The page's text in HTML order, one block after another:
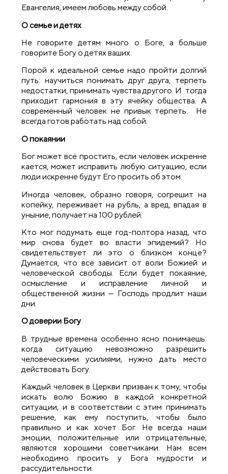
Евангелия, имеем любовь между собой.
О семье и детях
Не говорите детям много о Боге, а больше
говорите Богу о детях ваших.
Порой к идеальной семье надо пройти долгий
путь: научиться понимать друг друга, терпеть
недостатки, принимать чувства другого. И тогда
приходит гармония в эту ячейку общества. А
современный человек не привык терпеть. Не
всегда готов работать над собой.
О покаянии
Бог может всё простить, если человек искренне
кается, может исправить любую ситуацию, если
люди искренне будут Его просить об этом.
Иногда человек, образно говоря, согрешит на
копейку, переживает на рубль, а вред, впадая в
уныние, получает на 100 рублей.
Кто мог подумать еще год-полтора назад, что
мир снова будет во власти эпидемий? Но
свидетельствует ли это о близком конце?
Думается, что всё зависит от воли Божией и
человеческой свободы. Если будет покаяние,
осмысление и исправление личной и
общественной жизни — Господь продлит наши
дни.
О доверии Богу
В трудные времена особенно ясно понимаешь:
когда ситуацию невозможно разрешить
человеческими усилиями, нужно дать место
действовать Богу.
Каждый человек в Церкви призван к тому, чтобы
искать волю Божию в каждой конкретной
ситуации, и в соответствии с этим принимать
решение, как ему поступить, чтобы было
правильно и как хочет Бог. Не всегда наши
эмоции, положительные или отрицательные,
являются хорошими советчиками. Нам всем
необходимо просить у Бога мудрости и
рассудительности.